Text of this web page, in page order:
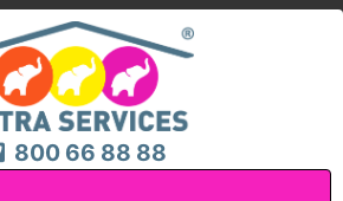
800 66 88 88